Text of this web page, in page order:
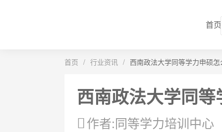
首页
首页 / 行业资讯 / 西南政法大学同等学力申硕怎
西南政法大学同
作者:同等学力培训中心